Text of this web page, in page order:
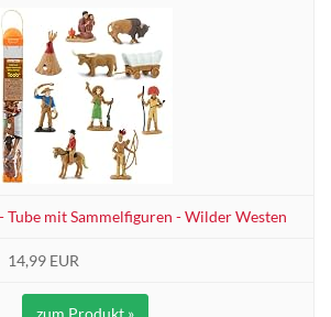
Tube mit Sammelfiguren - Wilder Westen
14,99 EUR